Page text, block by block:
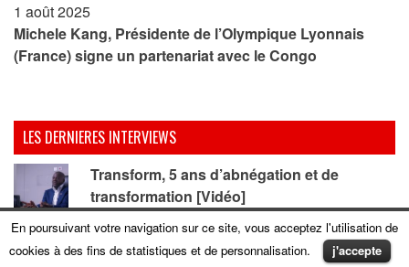
1 août 2025
Michele Kang, Présidente de l’Olympique Lyonnais
(France) signe un partenariat avec le Congo
LES DERNIERES INTERVIEWS
Transform, 5 ans d’abnégation et de
transformation [Vidéo]
Comment aider à débarquer un pouvoir
despotique et criminel de plus de quarante
En poursuivant votre navigation sur ce site, vous acceptez l'utilisation de
cookies à des fins de statistiques et de personnalisation.
j'accepte